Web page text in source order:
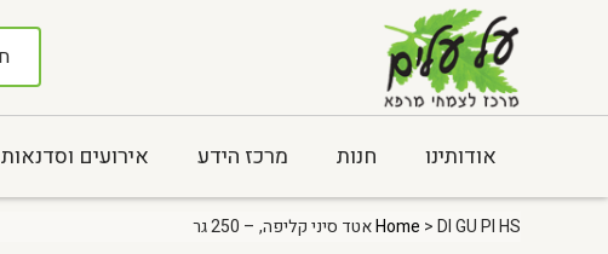
אודותינו חנות מרכז הידע אירועים וסדנאות
Home > DI GU PI HS אטד סיני קליפה, – 250 גר